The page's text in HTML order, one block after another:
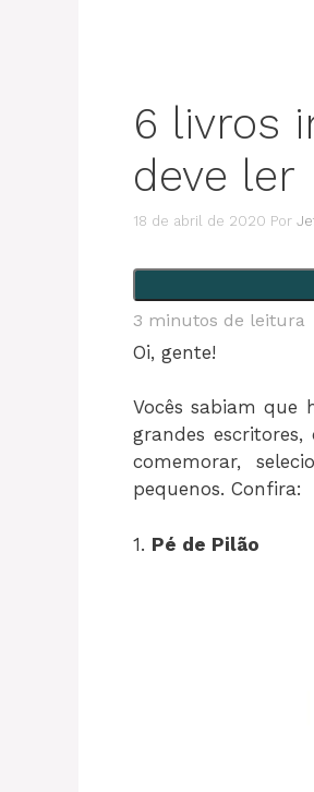
6 livros
deve ler
18 de abril de 2020 Por
3 minutos de leitura
Oi, gente!
Vocês sabiam que
grandes
comemorar,
pequenos. Confira:
1. Pé de Pilão